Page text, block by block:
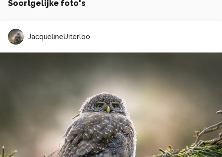
Soortgelijke foto's
JacquelineUiterloo